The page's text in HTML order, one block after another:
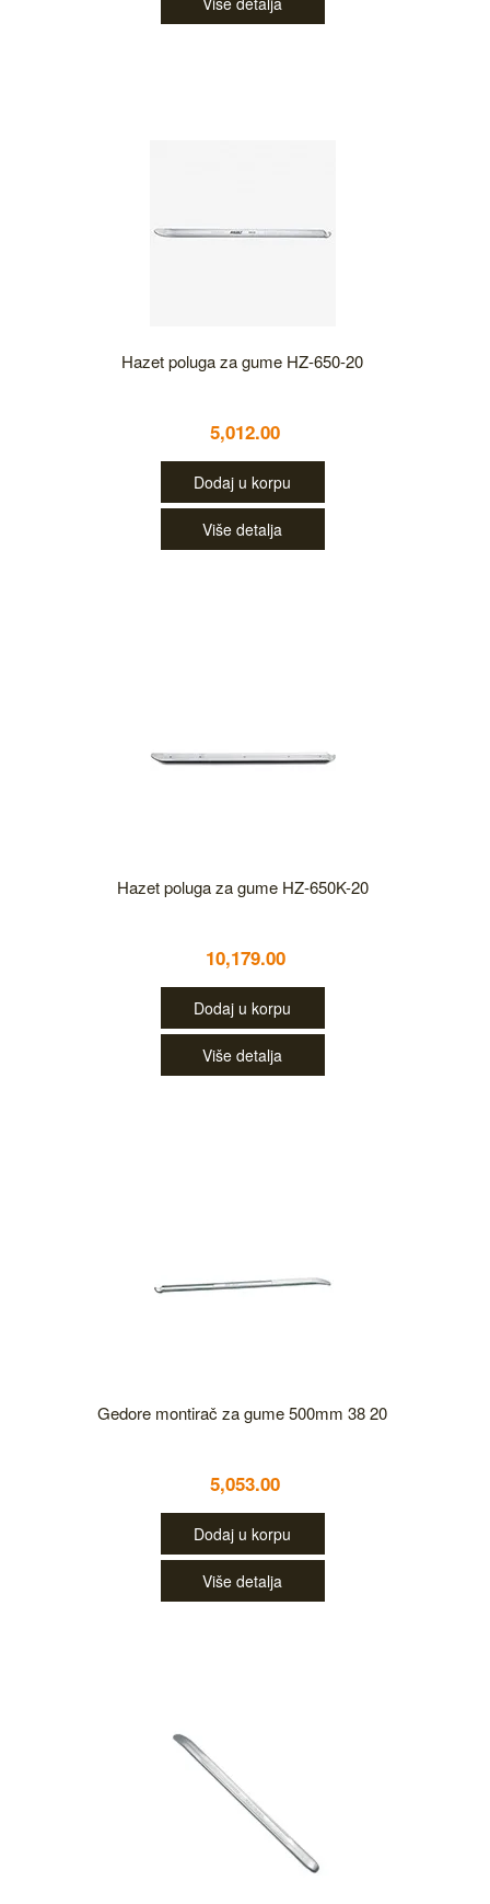
Hazet poluga za gume HZ-650-20
5,012.00
Dodaj u korpu
Više detalja
Hazet poluga za gume HZ-650K-20
10,179.00
Dodaj u korpu
Više detalja
Gedore montirač za gume 500mm 38 20
5,053.00
Dodaj u korpu
Više detalja